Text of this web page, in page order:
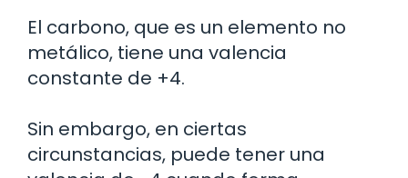
El carbono, que es un elemento no
metálico, tiene una valencia
constante de +4.
Sin embargo, en ciertas
circunstancias, puede tener una